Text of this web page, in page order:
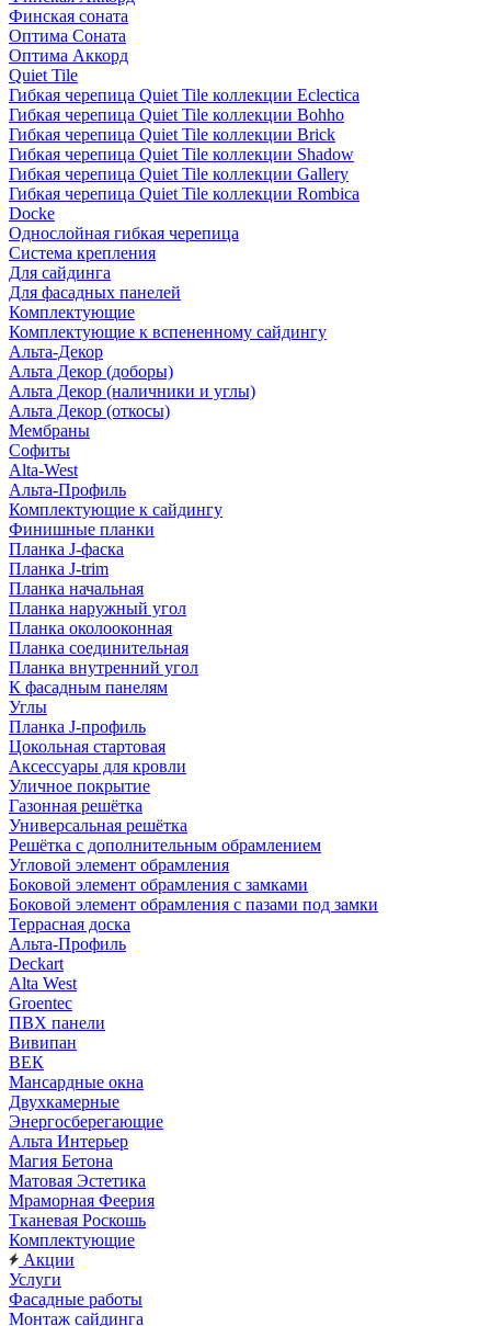
Финская соната
Оптима Соната
Оптима Аккорд
Quiet Tile
Гибкая черепица Quiet Tile коллекции Eclectica
Гибкая черепица Quiet Tile коллекции Bohho
Гибкая черепица Quiet Tile коллекции Brick
Гибкая черепица Quiet Tile коллекции Shadow
Гибкая черепица Quiet Tile коллекции Gallery
Гибкая черепица Quiet Tile коллекции Rombica
Docke
Однослойная гибкая черепица
Система крепления
Для сайдинга
Для фасадных панелей
Комплектующие
Комплектующие к вспененному сайдингу
Альта-Декор
Альта Декор (доборы)
Альта Декор (наличники и углы)
Альта Декор (откосы)
Мембраны
Софиты
Alta-West
Альта-Профиль
Комплектующие к сайдингу
Финишные планки
Планка J-фаска
Планка J-trim
Планка начальная
Планка наружный угол
Планка околооконная
Планка соединительная
Планка внутренний угол
К фасадным панелям
Углы
Планка J-профиль
Цокольная стартовая
Аксессуары для кровли
Уличное покрытие
Газонная решётка
Универсальная решётка
Решётка с дополнительным обрамлением
Угловой элемент обрамления
Боковой элемент обрамления с замками
Боковой элемент обрамления с пазами под замки
Террасная доска
Альта-Профиль
Deckart
Alta West
Groentec
ПВХ панели
Вивипан
ВЕК
Мансардные окна
Двухкамерные
Энергосберегающие
Альта Интерьер
Магия Бетона
Матовая Эстетика
Мраморная Феерия
Тканевая Роскошь
Комплектующие
Акции
Услуги
Фасадные работы
Монтаж сайдинга